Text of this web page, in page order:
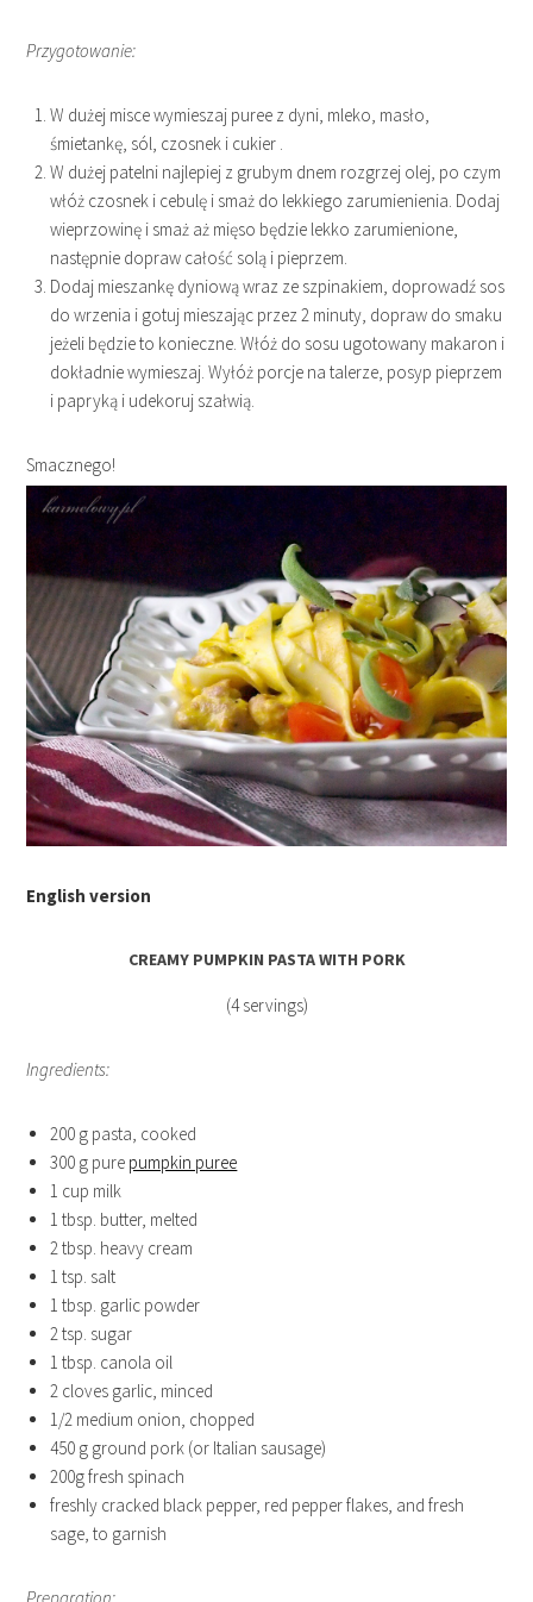
Przygotowanie:
W dużej misce wymieszaj puree z dyni, mleko, masło,
śmietankę, sól, czosnek i cukier .
W dużej patelni najlepiej z grubym dnem rozgrzej olej, po czym
włóż czosnek i cebulę i smaż do lekkiego zarumienienia. Dodaj
wieprzowinę i smaż aż mięso będzie lekko zarumienione,
następnie dopraw całość solą i pieprzem.
Dodaj mieszankę dyniową wraz ze szpinakiem, doprowadź sos
do wrzenia i gotuj mieszając przez 2 minuty, dopraw do smaku
jeżeli będzie to konieczne. Włóż do sosu ugotowany makaron i
dokładnie wymieszaj. Wyłóż porcje na talerze, posyp pieprzem
i papryką i udekoruj szałwią.
Smacznego!
English version
CREAMY PUMPKIN PASTA WITH PORK
(4 servings)
Ingredients:
200 g pasta, cooked
300 g pure pumpkin puree
1 cup milk
1 tbsp. butter, melted
2 tbsp. heavy cream
1 tsp. salt
1 tbsp. garlic powder
2 tsp. sugar
1 tbsp. canola oil
2 cloves garlic, minced
1/2 medium onion, chopped
450 g ground pork (or Italian sausage)
200g fresh spinach
freshly cracked black pepper, red pepper flakes, and fresh
sage, to garnish
Preparation: